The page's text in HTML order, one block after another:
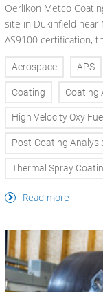
Oerlikon Metco
site in Dukinfield near
AS9100 certification,
Aerospace APS
Coating Coating
High Velocity Oxy
Post-Coating
Thermal Spray
Read more